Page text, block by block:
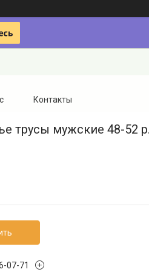
Контакты
трусы мужские 48-52
07-71